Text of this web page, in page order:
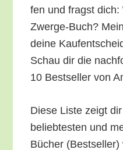
fen und fragst
Zwer­ge-Buch?
dei­ne
Schau dir die
10 Best­sel­ler von
Die­se Lis­te zeigt
belieb­tes­ten und
Bücher